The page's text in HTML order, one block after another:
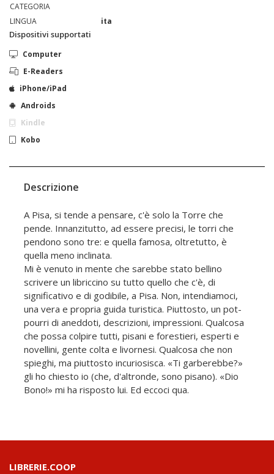
CATEGORIA
LINGUA
ita
Dispositivi supportati
Computer
E-Readers
iPhone/iPad
Androids
Kindle
Kobo
Descrizione
A Pisa, si tende a pensare, c'è solo la Torre che
pende. Innanzitutto, ad essere precisi, le torri che
pendono sono tre: e quella famosa, oltretutto, è
quella meno inclinata.
Mi è venuto in mente che sarebbe stato bellino
scrivere un libriccino su tutto quello che c'è, di
significativo e di godibile, a Pisa. Non, intendiamoci,
una vera e propria guida turistica. Piuttosto, un pot-
pourri di aneddoti, descrizioni, impressioni. Qualcosa
che possa colpire tutti, pisani e forestieri, esperti e
novellini, gente colta e livornesi. Qualcosa che non
spieghi, ma piuttosto incuriosisca. «Ti garberebbe?»
gli ho chiesto io (che, d'altronde, sono pisano). «Dio
Bono!» mi ha risposto lui. Ed eccoci qua.
LIBRERIE.COOP